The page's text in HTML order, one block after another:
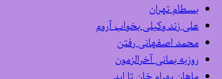
بسطام تهران
علی زند وکیلی بخواب آروم
محمد اصفهانی رفتن
روزبه بمانی آخرالزمون